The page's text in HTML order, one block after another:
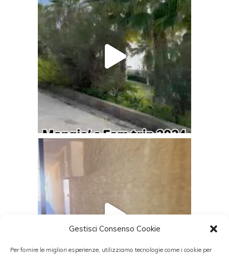
Gestisci Consenso Cookie
Per fornire le migliori esperienze, utilizziamo tecnologie come i cookie per